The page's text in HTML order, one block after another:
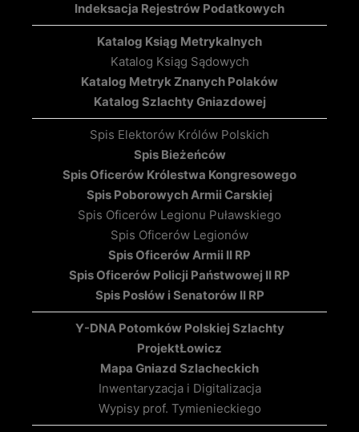
Indeksacja Rejestrów Podatkowych
Katalog Ksiąg Metrykalnych
Katalog Ksiąg Sądowych
Katalog Metryk Znanych Polaków
Katalog Szlachty Gniazdowej
Spis Elektorów Królów Polskich
Spis Bieżeńców
Spis Oficerów Królestwa Kongresowego
Spis Poborowych Armii Carskiej
Spis Oficerów Legionu Puławskiego
Spis Oficerów Legionów
Spis Oficerów Armii II RP
Spis Oficerów Policji Państwowej II RP
Spis Posłów i Senatorów II RP
Y-DNA Potomków Polskiej Szlachty
ProjektŁowicz
Mapa Gniazd Szlacheckich
Inwentaryzacja i Digitalizacja
Wypisy prof. Tymienieckiego